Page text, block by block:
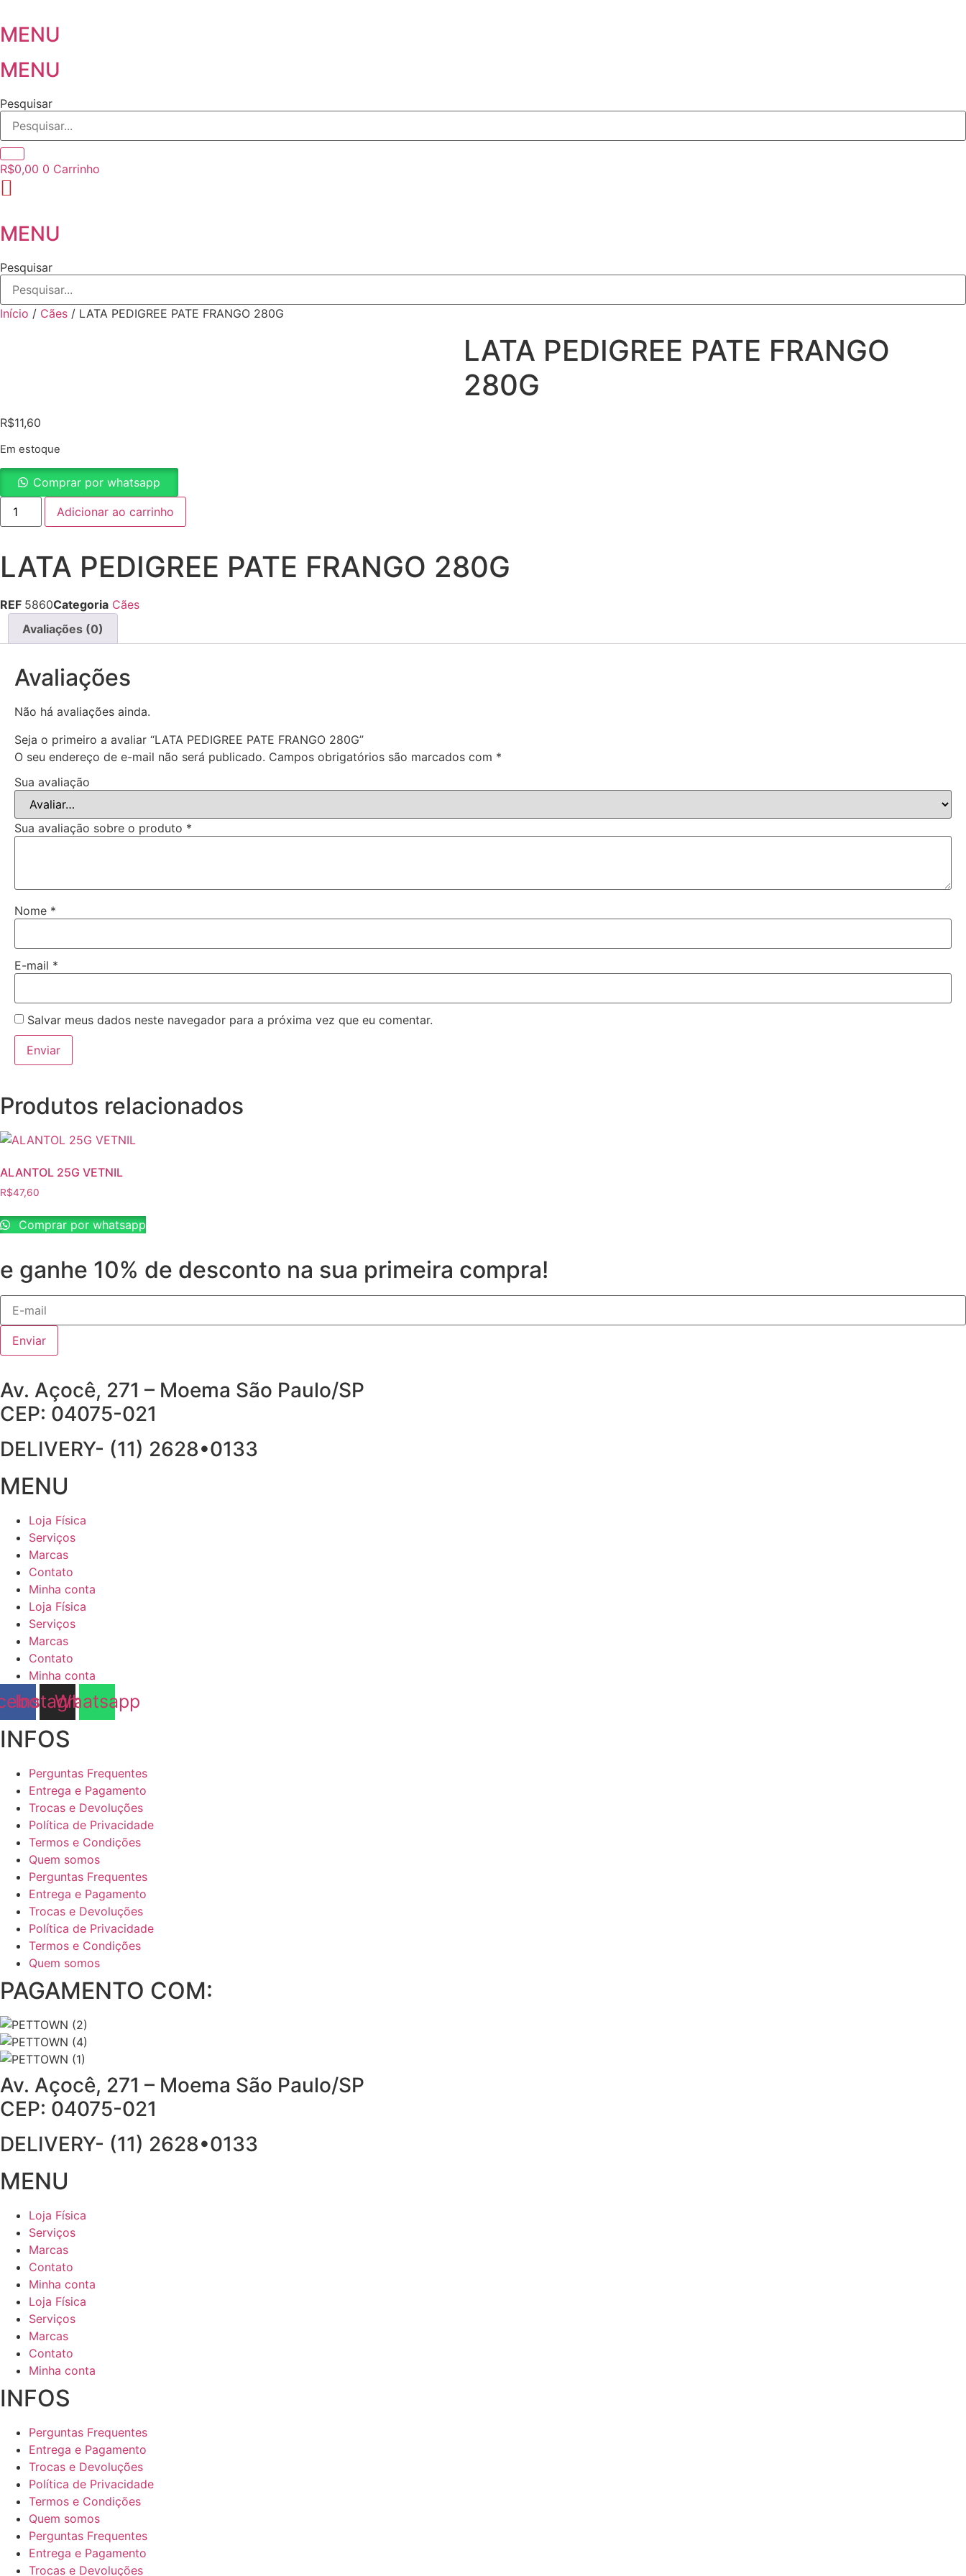
para
o
conteúdo
MENU
MENU
Pesquisar
R$0,00 0 Carrinho
MENU
Pesquisar
Início / Cães / LATA PEDIGREE PATE FRANGO 280G
LATA PEDIGREE PATE FRANGO
280G
R$11,60
Em estoque
Comprar por whatsapp
LATA
PEDIGREE
PATE
quantidade
Adicionar ao carrinho
LATA PEDIGREE PATE FRANGO 280G
REF 5860Categoria Cães
Avaliações (0)
Avaliações
Não há avaliações ainda.
Seja o primeiro a avaliar “LATA PEDIGREE PATE FRANGO 280G”
O seu endereço de e-mail não será publicado. Campos obrigatórios são marcados com *
Sua avaliação
Sua avaliação sobre o produto *
Nome *
E-mail *
Salvar meus dados neste navegador para a próxima vez que eu comentar.
Produtos relacionados
ALANTOL 25G VETNIL
R$47,60
Comprar por whatsapp
e ganhe 10% de desconto na sua primeira compra!
Enviar
Av. Açocê, 271 – Moema São Paulo/SP
CEP: 04075-021
DELIVERY- (11) 2628•0133
MENU
Loja Física
Serviços
Marcas
Contato
Minha conta
Loja Física
Serviços
Marcas
Contato
Minha conta
Instagram
Whatsapp
INFOS
Perguntas Frequentes
Entrega e Pagamento
Trocas e Devoluções
Política de Privacidade
Termos e Condições
Quem somos
Perguntas Frequentes
Entrega e Pagamento
Trocas e Devoluções
Política de Privacidade
Termos e Condições
Quem somos
PAGAMENTO COM:
Av. Açocê, 271 – Moema São Paulo/SP
CEP: 04075-021
DELIVERY- (11) 2628•0133
MENU
Loja Física
Serviços
Marcas
Contato
Minha conta
Loja Física
Serviços
Marcas
Contato
Minha conta
INFOS
Perguntas Frequentes
Entrega e Pagamento
Trocas e Devoluções
Política de Privacidade
Termos e Condições
Quem somos
Perguntas Frequentes
Entrega e Pagamento
Trocas e Devoluções